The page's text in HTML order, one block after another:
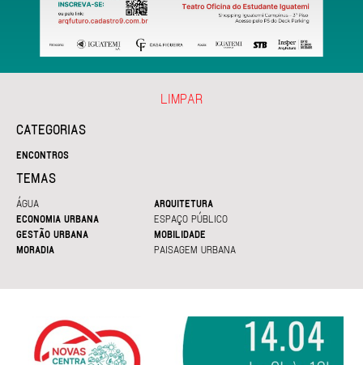
CATEGORIAS
ENCONTROS
TEMAS
ÁGUA
ARQUITETURA
ECONOMIA URBANA
ESPAÇO PÚBLICO
GESTÃO URBANA
MOBILIDADE
MORADIA
PAISAGEM URBANA
LIMPAR